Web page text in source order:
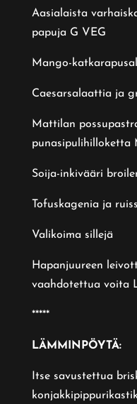
Aasialaista
papuja G VEG
Mango-
Caesarsalaattia ja
Mattilan
punasipulihilloketta
Soija-inkivääri
Tofuskagenia ja
Valikoima sillejä
Hapanjuureen
vaahdotettua voita
*****
LÄMMINPÖYTÄ:
Itse savustettua